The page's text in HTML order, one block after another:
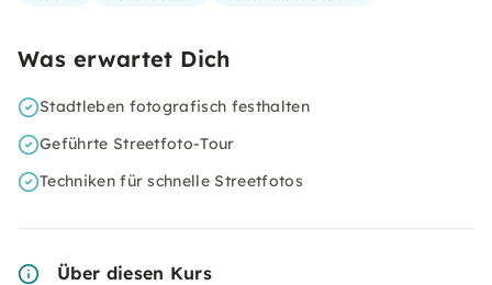
Was erwartet Dich
Stadtleben fotografisch festhalten
Geführte Streetfoto-Tour
Techniken für schnelle Streetfotos
Über diesen Kurs